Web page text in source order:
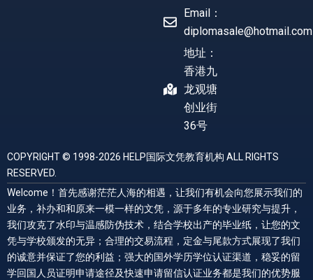
Email：
diplomasale@hotmail.com
地址：
香港九
龙观塘
创业街
36号
COPYRIGHT © 1998-2026 HELP国际文凭教育机构 ALL RIGHTS
RESERVED.
Welcome！首先感谢茫茫人海的相遇，让我们有机会向您展示我们的
业务，补办和和原来一模一样的文凭，源于多年的专业研究与提升，
我们攻克了水印与温感防伪技术，结合学校出产的毕业纸，让您的文
凭与学校颁发的无异；合理的交易流程，定金与尾款方式展现了我们
的诚意并保证了您的利益；强大的国外学历学位认证渠道，稳妥的留
学回国人员证明申请途径及快速申请留信认证业务都是我们的优势服